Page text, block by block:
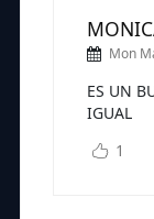
Mon
ES UN
IGUAL
1